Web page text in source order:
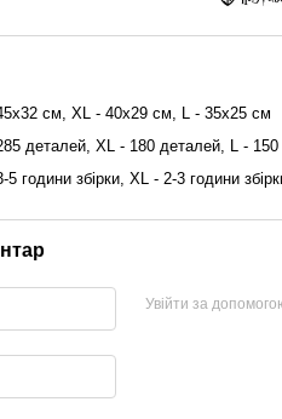
см, XL - 40х29 см, L - 35х25 см
деталей, XL - 180 деталей, L -
5 години збірки, XL - 2-3 години
Увійти за